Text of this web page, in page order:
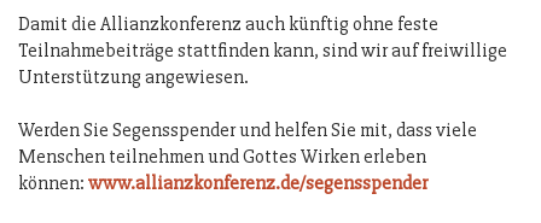
Damit die Allianzkonferenz auch künftig ohne feste
Teilnahmebeiträge stattfinden kann, sind wir auf freiwillige
Unterstützung angewiesen.
Werden Sie Segensspender und helfen Sie mit, dass viele
Menschen teilnehmen und Gottes Wirken erleben
können: www.allianzkonferenz.de/segensspender